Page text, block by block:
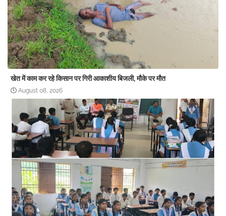
खेत में काम कर रहे किसान पर गिरी आकाशीय बिजली, मौके पर मौत
August 08, 2026